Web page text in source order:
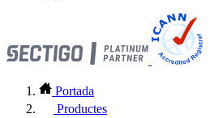
Portada
Productes